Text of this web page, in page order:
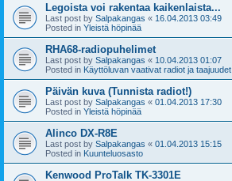
Legoista voi rakentaa kaikenlaista...
Last post by Salpakangas « 16.04.2013 03:49
Posted in Yleistä höpinää
RHA68-radiopuhelimet
Last post by Salpakangas « 10.04.2013 01:07
Posted in Käyttöluvan vaativat radiot ja taajuudet
Päivän kuva (Tunnista radiot!)
Last post by Salpakangas « 01.04.2013 17:30
Posted in Yleistä höpinää
Alinco DX-R8E
Last post by Salpakangas « 01.04.2013 15:15
Posted in Kuunteluosasto
Kenwood ProTalk TK-3301E